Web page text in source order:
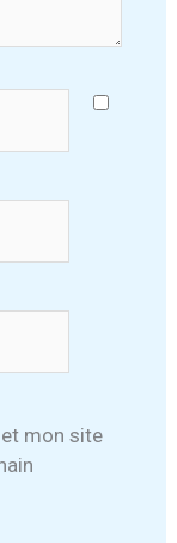
mon site